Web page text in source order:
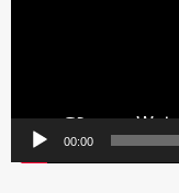
00:00